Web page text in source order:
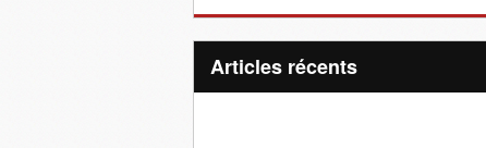
articles récents